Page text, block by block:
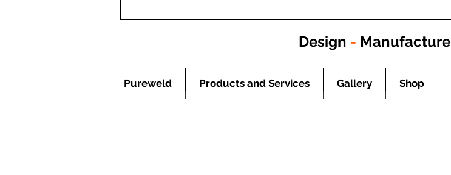
Design - Manufacture
Pureweld Products and Services Gallery Shop